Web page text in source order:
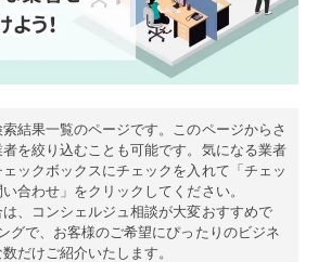
結果一覧のページです。このページからさ
を絞り込むことも可能です。気になる業者
ックボックスにチェックを入れて「チェッ
合わせ」をクリックしてください。
、コンシェルジュ相談が大変おすすめで
グで、お客様のご希望にぴったりのビジネ
だけご紹介いたします。